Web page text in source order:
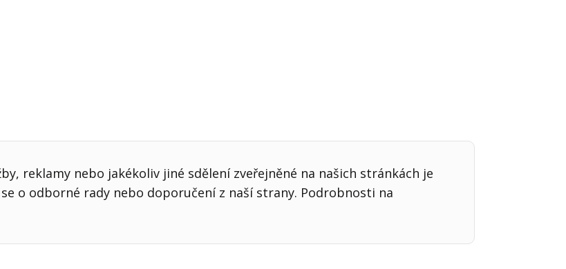
reklamy nebo jakékoliv jiné sdělení zveřejněné na našich stránkách je
o odborné rady nebo doporučení z naší strany. Podrobnosti na